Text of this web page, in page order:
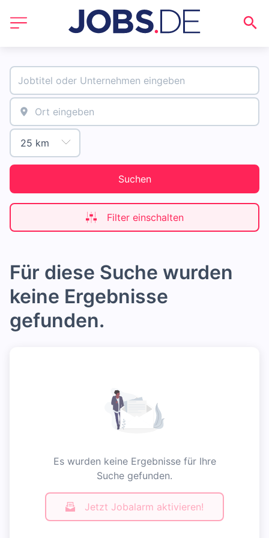
Suchen
Filter einschalten
Für diese Suche wurden
keine Ergebnisse
gefunden.
Es wurden keine Ergebnisse für Ihre
Suche gefunden.
Jetzt Jobalarm aktivieren!